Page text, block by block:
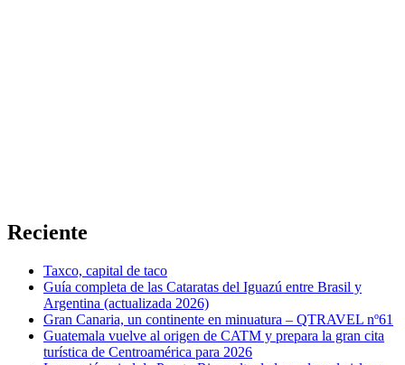
Reciente
Taxco, capital de taco
Guía completa de las Cataratas del Iguazú entre Brasil y
Argentina (actualizada 2026)
Gran Canaria, un continente en minuatura – QTRAVEL nº61
Guatemala vuelve al origen de CATM y prepara la gran cita
turística de Centroamérica para 2026